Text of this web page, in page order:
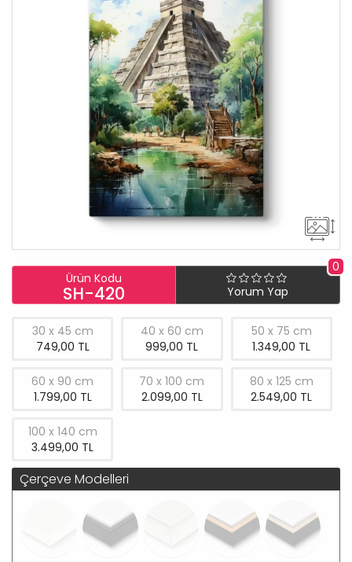
Ürün Kodu
SH-420
0
Yorum Yap
30 x 45 cm
749,00 TL
40 x 60 cm
999,00 TL
50 x 75 cm
1.349,00 TL
60 x 90 cm
1.799,00 TL
70 x 100 cm
2.099,00 TL
80 x 125 cm
2.549,00 TL
100 x 140 cm
3.499,00 TL
Çerçeve Modelleri